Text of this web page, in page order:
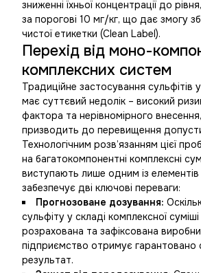
зниженні їхньої концентрації до
за порогові 10 мг/кг, що дає змогу
чистої етикетки (Clean Label).
Перехід від моно-
комплексних систем
Традиційне застосування сульфітів
має суттєвий недолік – високий
фактора та нерівномірного
призводить до перевищення
Технологічним розв’язанням цієї
на багатокомпонентні комплексні
виступають лише одним із
забезпечує дві ключові переваги:
Прогнозоване дозування:
сульфіту у складі комплексної суміші
розрахована та зафіксована
підприємство отримує гарантовано
результат.